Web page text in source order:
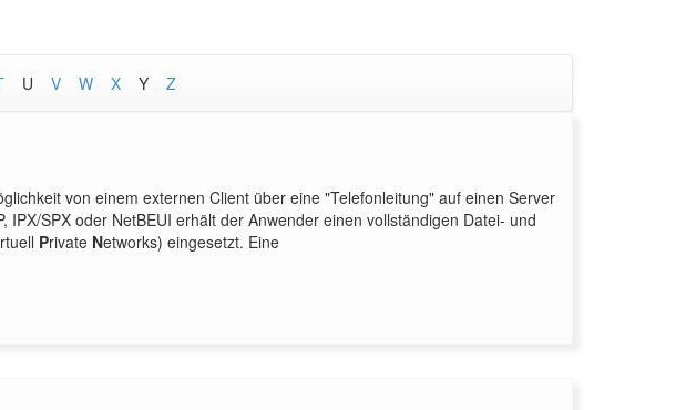
U V W X Y Z
von einem externen Client über eine "Telefonleitung" auf einen Server
SPX oder NetBEUI erhält der Anwender einen vollständigen Datei- und
Private Networks) eingesetzt. Eine